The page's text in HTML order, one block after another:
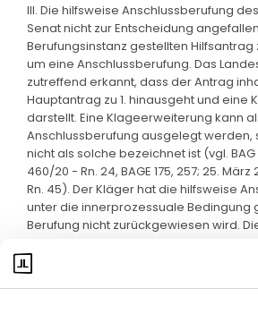
III. Die hilfsweise Anschlussberufung
Senat nicht zur Entscheidung
Berufungsinstanz gestellten Hilfsantrag
um eine Anschlussberufung. Das
zutreffend erkannt, dass der Antrag
Hauptantrag zu 1. hinausgeht und eine
darstellt. Eine Klageerweiterung kann
Anschlussberufung ausgelegt werden,
nicht als solche bezeichnet ist (vgl. BAG
460/20 - Rn. 24, BAGE 175, 257; 25. März
Rn. 45). Der Kläger hat die hilfsweise
unter die innerprozessuale Bedingung
Berufung nicht zurückgewiesen wird.